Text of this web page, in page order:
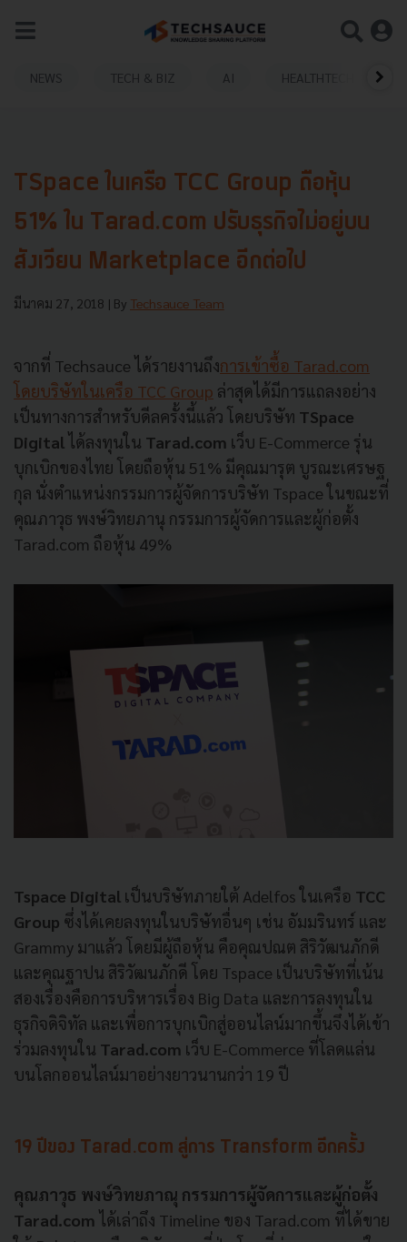
NEWS TECH & BIZ AI HEALTHTECH
TSpace ในเครือ TCC Group ถือหุ้น
51% ใน Tarad.com ปรับธุรกิจไม่อยู่บน
สังเวียน Marketplace อีกต่อไป
มีนาคม 27, 2018 | By Techsauce Team
จากที่ Techsauce ได้รายงานถึงการเข้าซื้อ Tarad.com
โดยบริษัทในเครือ TCC Group ล่าสุดได้มีการแถลงอย่าง
เป็นทางการสำหรับดีลครั้งนี้แล้ว โดยบริษัท TSpace
Digital ได้ลงทุนใน Tarad.com เว็บ E-Commerce รุ่น
บุกเบิกของไทย โดยถือหุ้น 51% มีคุณมารุต บูรณะเศรษฐ
กุล นั่งตำแหน่งกรรมการผู้จัดการบริษัท Tspace ในขณะที่
คุณภาวุธ พงษ์วิทยภานุ กรรมการผู้จัดการและผู้ก่อตั้ง
Tarad.com ถือหุ้น 49%
Tspace Digital เป็นบริษัทภายใต้ Adelfos ในเครือ TCC
Group ซึ่งได้เคยลงทุนในบริษัทอื่นๆ เช่น อัมมรินทร์ และ
Grammy มาแล้ว โดยมีผู้ถือหุ้น คือคุณปณต สิริวัฒนภักดี
และคุณฐาปน สิริวัฒนภักดี โดย Tspace เป็นบริษัทที่เน้น
สองเรื่องคือการบริหารเรื่อง Big Data และการลงทุนใน
ธุรกิจดิจิทัล และเพื่อการบุกเบิกสู่ออนไลน์มากขึ้นจึงได้เข้า
ร่วมลงทุนใน Tarad.com เว็บ E-Commerce ที่โลดแล่น
บนโลกออนไลน์มาอย่างยาวนานกว่า 19 ปี
19 ปีของ Tarad.com สู่การ Transform อีกครั้ง
คุณภาวุธ พงษ์วิทยภาณุ กรรมการผู้จัดการและผู้ก่อตั้ง
Tarad.com ได้เล่าถึง Timeline ของ Tarad.com ที่ได้ขาย